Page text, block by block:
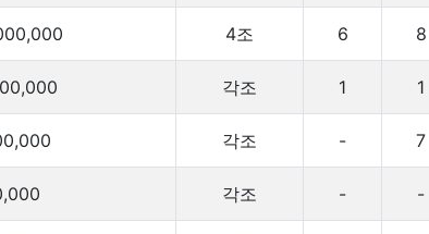
4조 6 8
각조 1 1
각조 - 7
각조 - -